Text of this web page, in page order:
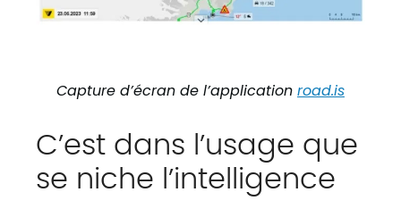
Capture d’écran de l’application road.is
C’est dans l’usage que
se niche l’intelligence